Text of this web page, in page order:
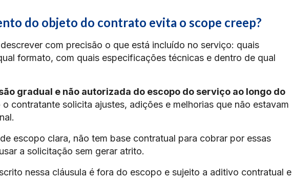
do objeto do contrato evita o scope creep?
com precisão o que está incluído no serviço: quais
formato, com quais especificações técnicas e dentro de qual
gradual e não autorizada do escopo do serviço ao longo do
contratante solicita ajustes, adições e melhorias que não estavam
escopo clara, não tem base contratual para cobrar por essas
a solicitação sem gerar atrito.
nessa cláusula é fora do escopo e sujeito a aditivo contratual e